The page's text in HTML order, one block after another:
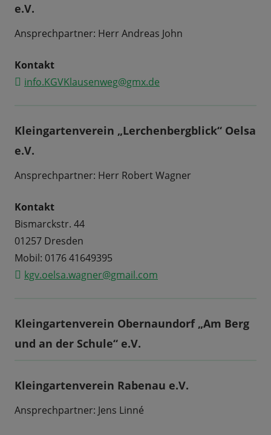
e.V.
Ansprechpartner: Herr Andreas John
Kontakt
info.KGVKlausenweg@gmx.de
Kleingartenverein „Lerchenbergblick“ Oelsa
e.V.
Ansprechpartner: Herr Robert Wagner
Kontakt
Bismarckstr. 44
01257 Dresden
Mobil: 0176 41649395
kgv.oelsa.wagner@gmail.com
Kleingartenverein Obernaundorf „Am Berg
und an der Schule“ e.V.
Kleingartenverein Rabenau e.V.
Ansprechpartner: Jens Linné